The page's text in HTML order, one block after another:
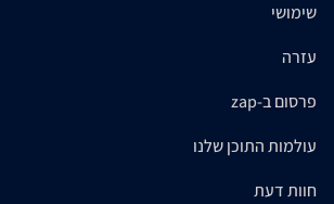
שימושי
עזרה
פרסום ב-zap
עולמות התוכן שלנו
חוות דעת